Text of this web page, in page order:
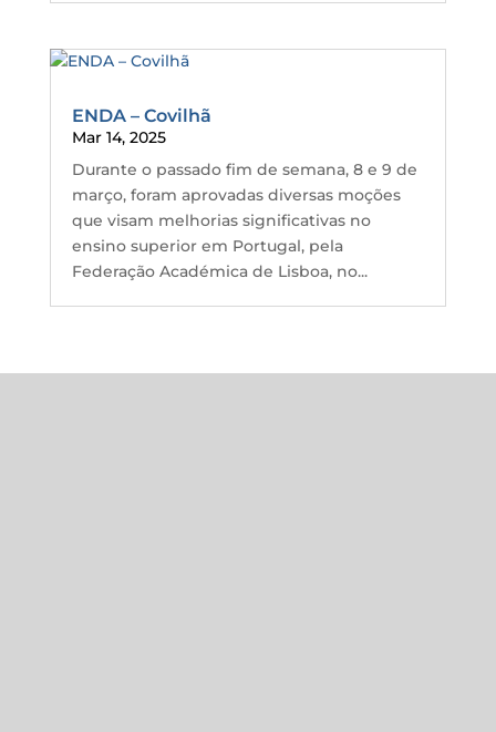
ENDA – Covilhã
Mar 14, 2025
Durante o passado fim de semana, 8 e 9 de
março, foram aprovadas diversas moções
que visam melhorias significativas no
ensino superior em Portugal, pela
Federação Académica de Lisboa, no...